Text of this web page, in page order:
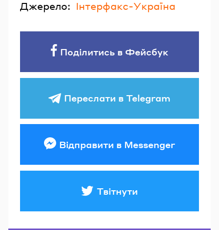
Джерело: Інтерфакс-Україна
Поділитись в Фейсбук
Переслати в Telegram
Відправити в Messenger
Твітнути